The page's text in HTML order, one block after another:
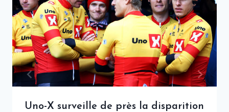
Uno-X surveille de près la disparition